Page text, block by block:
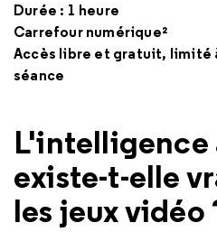
Durée : 1 heure
Carrefour numérique²
Accès libre et gratuit, limité
séance
existe-t-elle
les jeux vidéo